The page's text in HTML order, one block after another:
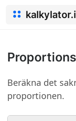
Beräkna det
proportionen.